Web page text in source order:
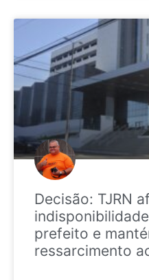
Decisão: TJRN
prefeito e
ressarcimento